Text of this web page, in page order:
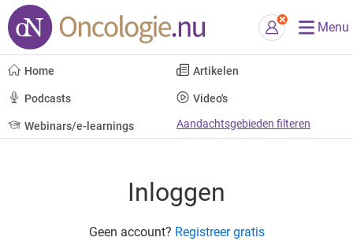
Menu
Home Artikelen
Podcasts Video's
Webinars/e-learnings Aandachtsgebieden filteren
Inloggen
Geen account? Registreer gratis